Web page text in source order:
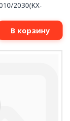
2030(KX-
В корзину